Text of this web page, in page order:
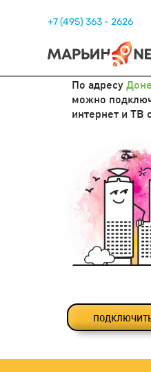
+7 (495) 363 - 2626
По адресу
можно
интернет и ТВ